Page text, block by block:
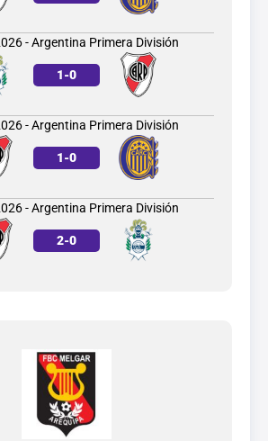
- Argentina Primera División
1-0
- Argentina Primera División
1-0
- Argentina Primera División
2-0